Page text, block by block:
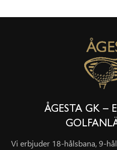
ÅGESTA GK –
Vi erbjuder 18-hålsbana, 9-